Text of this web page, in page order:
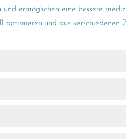
und ermöglichen eine bessere
optimieren und aus verschiedenen